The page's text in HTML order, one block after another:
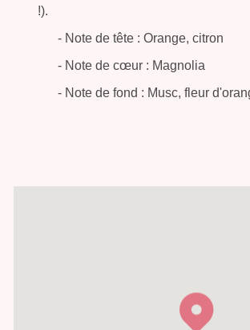
!).
- Note de tête : Orange, citron
- Note de cœur : Magnolia
- Note de fond : Musc, fleur